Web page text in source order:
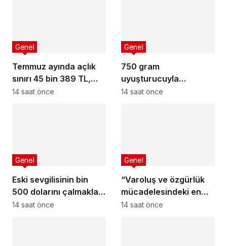
Temmuz ayında açlık
sınırı 45 bin 389 TL,
yoksulluk sınırı 244 bin
Genel
14 saat önce
750 gram
uyuşturucuyla
yakalandı: 3 gün
Genel
14 saat önce
Eski sevgilisinin bin
500 dolarını çalmakla
suçlandı, 51 gündür
Genel
14 saat önce
“Varoluş ve özgürlük
mücadelesindeki en
önemli dönüm
Genel
14 saat önce